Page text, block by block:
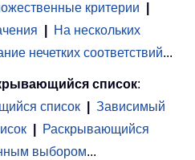
критерии
На нескольких
нечетких соответствий...
список:
список
Зависимый
Раскрывающийся
выбором...